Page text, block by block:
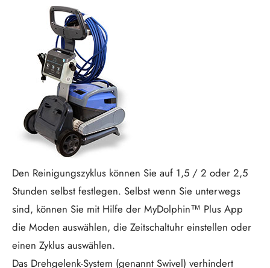
Den Reinigungszyklus können Sie auf 1,5 / 2 oder 2,5
Stunden selbst festlegen. Selbst wenn Sie unterwegs
sind, können Sie mit Hilfe der MyDolphin™ Plus App
die Moden auswählen, die Zeitschaltuhr einstellen oder
einen Zyklus auswählen.
Das Drehgelenk-System (genannt Swivel) verhindert